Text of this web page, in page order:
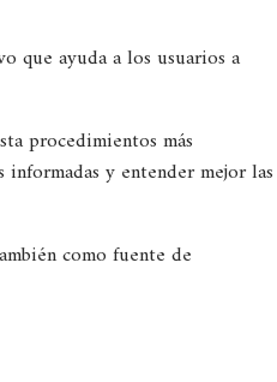
que ayuda a los usuarios a
procedimientos más
y entender mejor las
como fuente de